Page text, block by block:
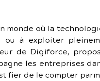
monde où la
ou à exploiter
de Digiforce,
les entreprises
fier de le compter